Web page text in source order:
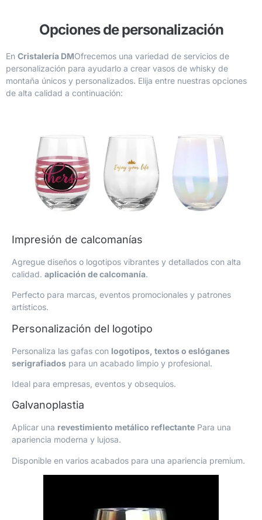
Opciones de personalización
En Cristalería DMOfrecemos una variedad de servicios de
personalización para ayudarlo a crear vasos de whisky de
montaña únicos y personalizados. Elija entre nuestras opciones
de alta calidad a continuación:
Impresión de calcomanías
Agregue diseños o logotipos vibrantes y detallados con alta
calidad. aplicación de calcomanía.
Perfecto para marcas, eventos promocionales y patrones
artísticos.
Personalización del logotipo
Personaliza las gafas con logotipos, textos o eslóganes
serigrafiados para un acabado limpio y profesional.
Ideal para empresas, eventos y obsequios.
Galvanoplastia
Aplicar una revestimiento metálico reflectante Para una
apariencia moderna y lujosa.
Disponible en varios acabados para una apariencia premium.